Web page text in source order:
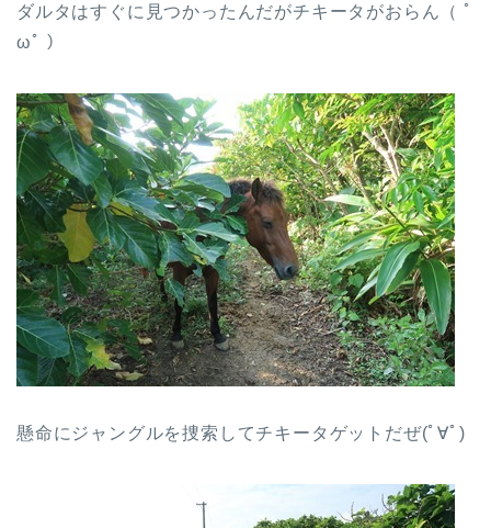
ダルタはすぐに見つかったんだがチキータがおらん（ ﾟ
ωﾟ ）
懸命にジャングルを捜索してチキータゲットだぜ(ﾟ∀ﾟ)